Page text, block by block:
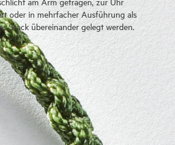
oder in mehrfacher Ausführung als
Stack übereinander gelegt werden.